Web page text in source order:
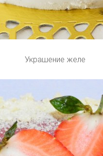
Украшение желе